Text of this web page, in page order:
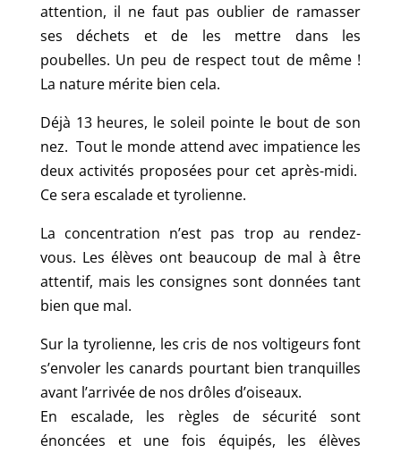
attention, il ne faut pas oublier de ramasser
ses déchets et de les mettre dans les
poubelles. Un peu de respect tout de même !
La nature mérite bien cela.
Déjà 13 heures, le soleil pointe le bout de son
nez. Tout le monde attend avec impatience les
deux activités proposées pour cet après-midi.
Ce sera escalade et tyrolienne.
La concentration n’est pas trop au rendez-
vous. Les élèves ont beaucoup de mal à être
attentif, mais les consignes sont données tant
bien que mal.
Sur la tyrolienne, les cris de nos voltigeurs font
s’envoler les canards pourtant bien tranquilles
avant l’arrivée de nos drôles d’oiseaux.
En escalade, les règles de sécurité sont
énoncées et une fois équipés, les élèves